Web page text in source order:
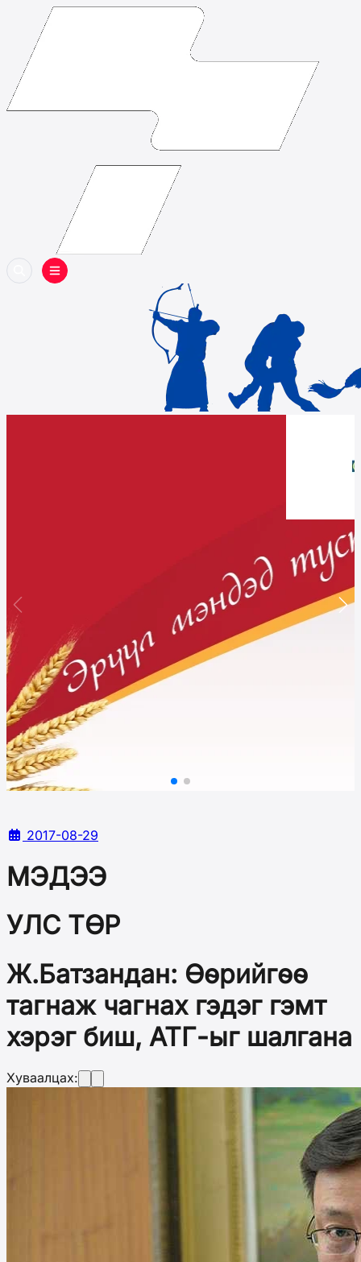
2017-08-29
МЭДЭЭ
УЛС ТӨР
Ж.Батзандан: Өөрийгөө
тагнаж чагнах гэдэг гэмт
хэрэг биш, АТГ-ыг шалгана
Хуваалцах: